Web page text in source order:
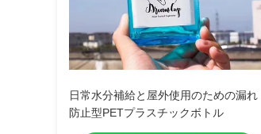
日常水分補給と屋外使用のための漏れ
防止型PETプラスチックボトル